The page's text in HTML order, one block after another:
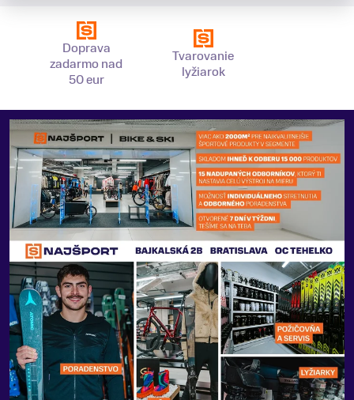
Doprava
zadarmo nad
50 eur
Tvarovanie
lyžiarok